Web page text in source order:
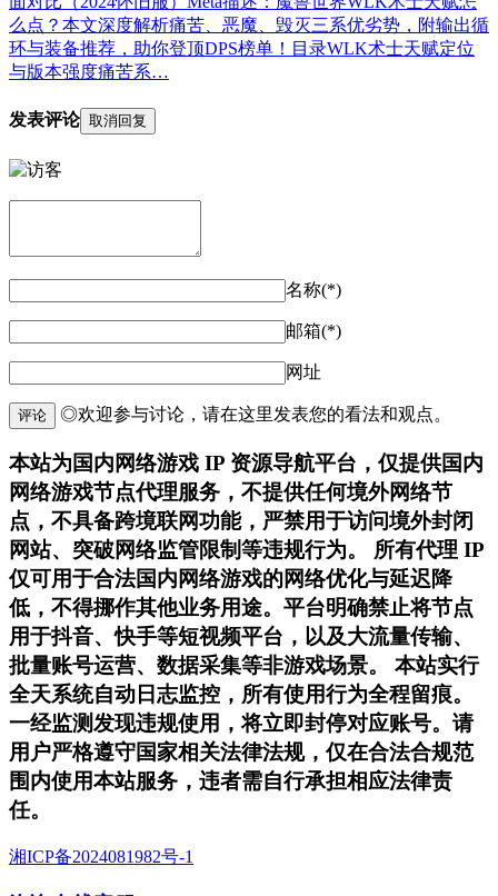
么点？本文深度解析痛苦、恶魔、毁灭三系优劣势，附输出循
环与装备推荐，助你登顶DPS榜单！目录WLK术士天赋定位
与版本强度痛苦系…
发表评论 取消回复
名称(*)
邮箱(*)
网址
评论 ◎欢迎参与讨论，请在这里发表您的看法和观点。
本站为国内网络游戏 IP 资源导航平台，仅提供国内
网络游戏节点代理服务，不提供任何境外网络节
点，不具备跨境联网功能，严禁用于访问境外封闭
网站、突破网络监管限制等违规行为。 所有代理 IP
仅可用于合法国内网络游戏的网络优化与延迟降
低，不得挪作其他业务用途。平台明确禁止将节点
用于抖音、快手等短视频平台，以及大流量传输、
批量账号运营、数据采集等非游戏场景。 本站实行
全天系统自动日志监控，所有使用行为全程留痕。
一经监测发现违规使用，将立即封停对应账号。请
用户严格遵守国家相关法律法规，仅在合法合规范
围内使用本站服务，违者需自行承担相应法律责
任。
湘ICP备2024081982号-1